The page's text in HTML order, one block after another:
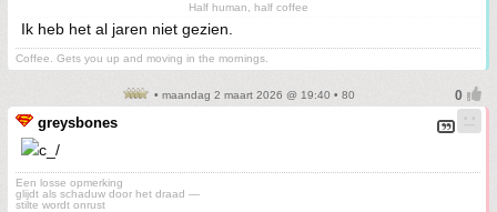
Half human, half coffee
Ik heb het al jaren niet gezien.
Coffee. Gets you up and moving in the mornings.
• maandag 2 maart 2026 @ 19:40 • 80
greysbones
Een losse opmerking
glijdt als schaduw door het draad —
stilte wordt onrust